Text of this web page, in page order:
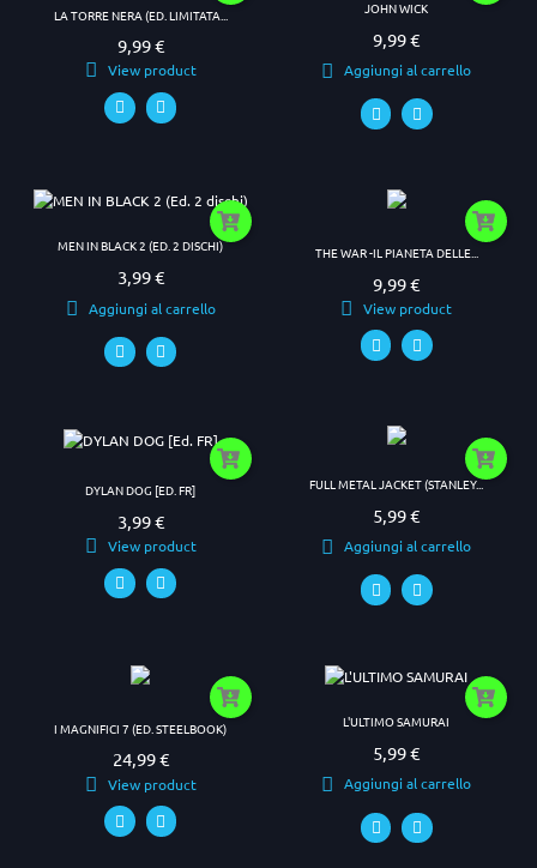
LA TORRE NERA (ED. LIMITATA...
Prezzo
9,99 €
View product
JOHN WICK
Prezzo
9,99 €
Aggiungi al carrello
MEN IN BLACK 2 (ED. 2 DISCHI)
Prezzo
3,99 €
Aggiungi al carrello
THE WAR -IL PIANETA DELLE...
Prezzo
9,99 €
View product
DYLAN DOG [ED. FR]
Prezzo
3,99 €
View product
FULL METAL JACKET (STANLEY...
Prezzo
5,99 €
Aggiungi al carrello
I MAGNIFICI 7 (ED. STEELBOOK)
Prezzo
24,99 €
View product
L'ULTIMO SAMURAI
Prezzo
5,99 €
Aggiungi al carrello